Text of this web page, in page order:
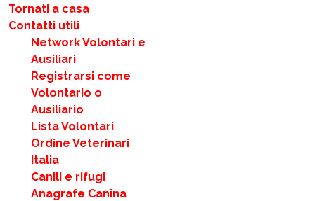
Tornati a casa
Contatti utili
Network Volontari e
Ausiliari
Registrarsi come
Volontario o
Ausiliario
Lista Volontari
Ordine Veterinari
Italia
Canili e rifugi
Anagrafe Canina